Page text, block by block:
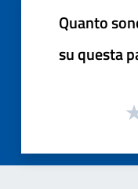
Quanto
su questa